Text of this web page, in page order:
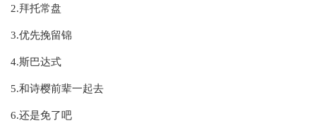
2.拜托常盘
3.优先挽留锦
4.斯巴达式
5.和诗樱前辈一起去
6.还是免了吧